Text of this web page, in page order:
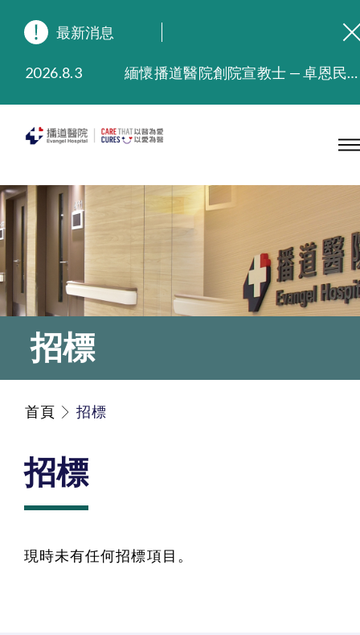
最新消息
2026.8.3
緬懷播道醫院創院宣教士 — 卓恩民醫生香港追思會
2025.9.23
本院在暴雨或颱風警告信號 (包括黑色暴雨及8號或以上熱帶氣旋警告信號) 下，仍會維持有限度服務。如有查詢，可致電2711 5222。
2025.7.21
播道醫院手機App已推出查閱病歷記錄及求診資料功能，請即下載
招標
首頁 招標
招標
現時未有任何招標項目。